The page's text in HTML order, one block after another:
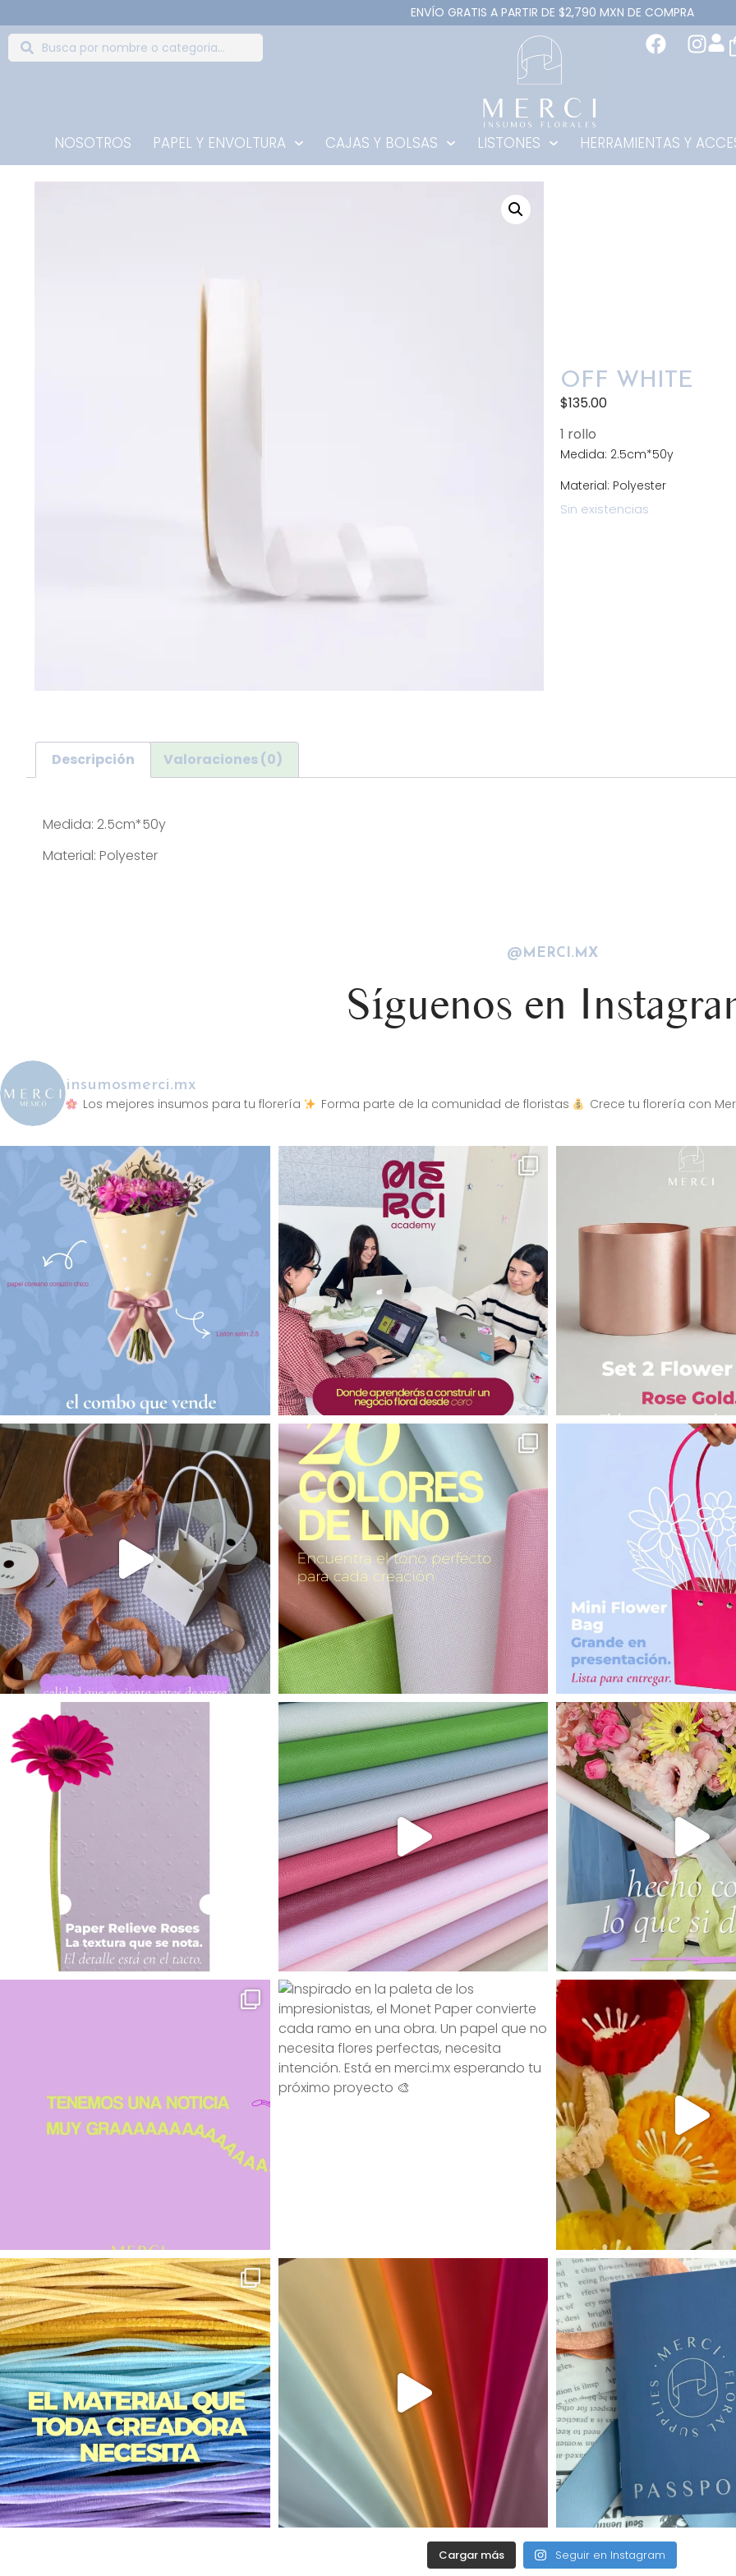
ENVÍO GRATIS A PARTIR DE $2,790 MXN DE COMPRA
NOSOTROS PAPEL Y ENVOLTURA CAJAS Y BOLSAS LISTONES HERRAMIENTAS Y
OFF WHITE
$135.00
1 rollo
Medida: 2.5cm*50y
Material: Polyester
Sin existencias
Descripción Valoraciones (0)
Medida: 2.5cm*50y
Material: Polyester
@MERCI.MX
Síguenos en
insumosmerci.mx
Los mejores insumos para tu florería
Forma parte de la comunidad de floristas Crece tu florería con
Cargar más Seguir en Instagram